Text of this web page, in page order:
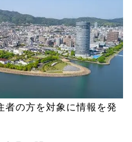
の方を対象に情報を発